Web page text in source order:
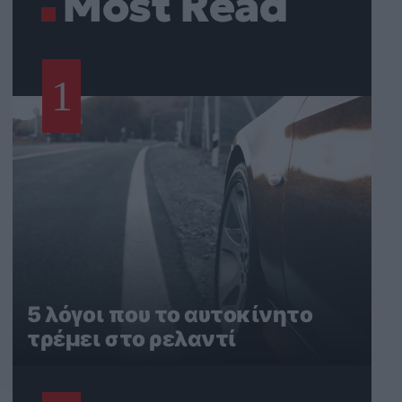
1
5 λόγοι που το αυτοκίνητο
τρέμει στο ρελαντί